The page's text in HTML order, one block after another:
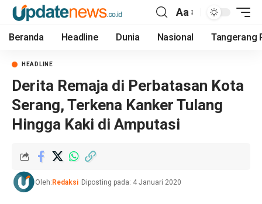
Aa
Beranda Headline Dunia Nasional Tangerang
HEADLINE
Derita Remaja di Perbatasan Kota
Serang, Terkena Kanker Tulang
Hingga Kaki di Amputasi
Oleh: Redaksi Diposting pada: 4 Januari 2020